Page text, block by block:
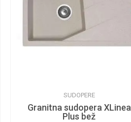
SUDOPERE
Granitna sudopera XLinea
Plus bež